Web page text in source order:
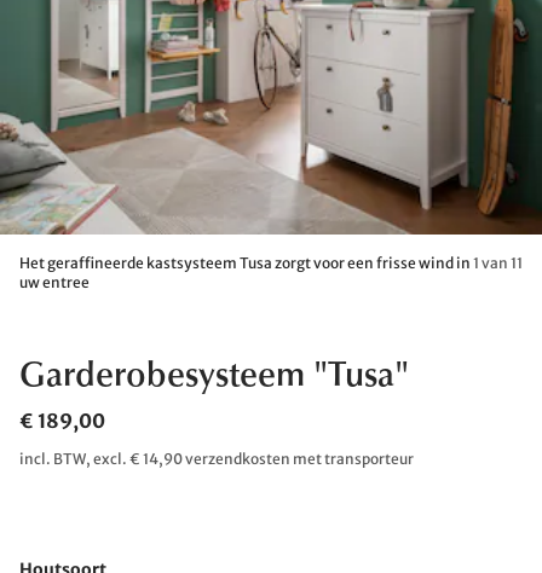
Het geraffineerde kastsysteem Tusa zorgt voor een frisse wind in
uw entree
1 van 11
Garderobesysteem "Tusa"
€ 189,00
incl. BTW, excl. € 14,90 verzendkosten met transporteur